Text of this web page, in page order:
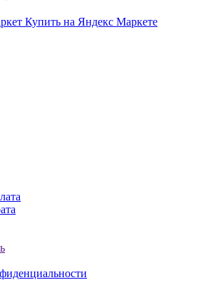
Купить на Яндекс Маркете